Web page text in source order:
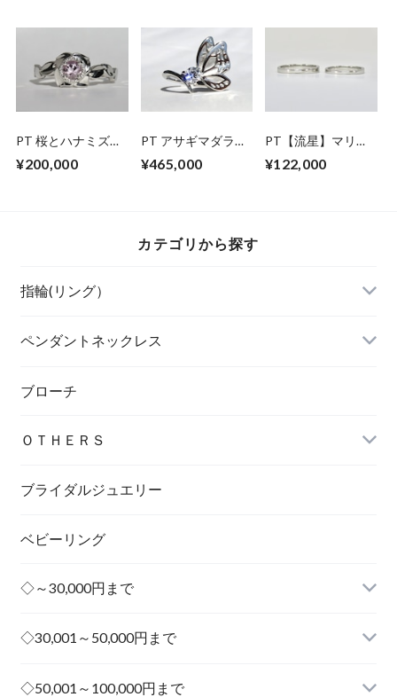
PT 桜とハナミズキ
グ
¥200,000
PT アサギマダラの
¥465,000
PT【流星】マリッ
P2.5MM
¥122,000
カテゴリから探す
指輪(リング）
ペンダントネックレス
ブローチ
ＯＴＨＥＲＳ
ブライダルジュエリー
ベビーリング
◇～30,000円まで
その他
◇30,001～50,000円まで
◇50,001～100,000円まで